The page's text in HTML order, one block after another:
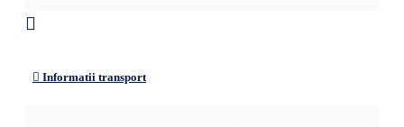
Informatii transport